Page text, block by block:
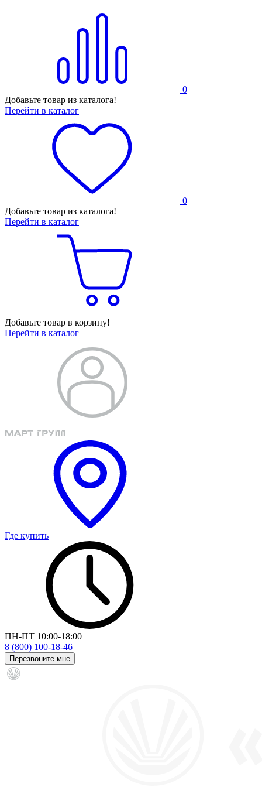
0
Добавьте товар из каталога!
Перейти в каталог
0
Добавьте товар из каталога!
Перейти в каталог
Добавьте товар в корзину!
Перейти в каталог
Где купить
ПН-ПТ 10:00-18:00
8 (800) 100-18-46
Перезвоните мне